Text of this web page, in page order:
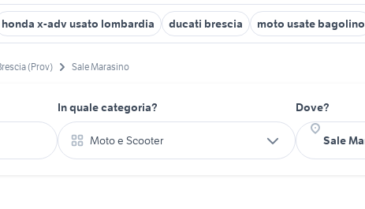
honda x-adv usato lombardia ducati brescia moto usate bagolino
(Prov) Sale Marasino
In quale categoria?
Moto e Scooter
Dove?